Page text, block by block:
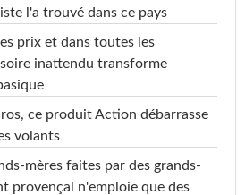
l'a trouvé dans ce pays
prix et dans toutes les
inattendu transforme
ce produit Action débarrasse
volants
mères faites par des grands-
provençal n'emploie que des